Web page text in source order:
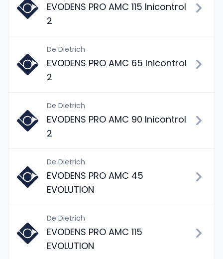
EVODENS PRO AMC 115 Inicontrol
2
De Dietrich
EVODENS PRO AMC 65 Inicontrol
2
De Dietrich
EVODENS PRO AMC 90 Inicontrol
2
De Dietrich
EVODENS PRO AMC 45
EVOLUTION
De Dietrich
EVODENS PRO AMC 115
EVOLUTION